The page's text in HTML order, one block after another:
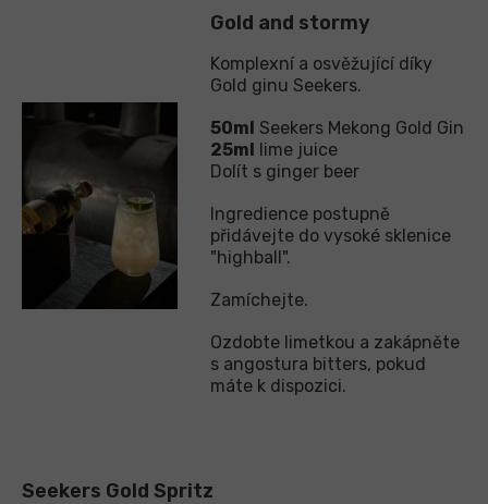
Gold and stormy
Komplexní a osvěžující díky
Gold ginu Seekers.
50ml Seekers Mekong Gold Gin
25ml lime juice
Dolít s ginger beer
Ingredience postupně
přidávejte do vysoké sklenice
"highball".
Zamíchejte.
Ozdobte limetkou a zakápněte
s angostura bitters, pokud
máte k dispozici.
Seekers Gold Spritz